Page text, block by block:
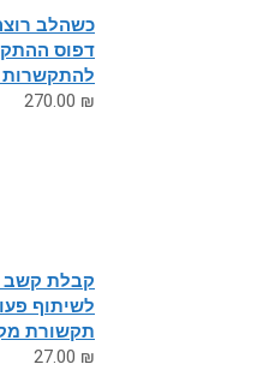
כשהלב
דפוס
להתקשרות
270.00 ₪
קבלת קשב
לשיתוף
תקשורת
27.00 ₪